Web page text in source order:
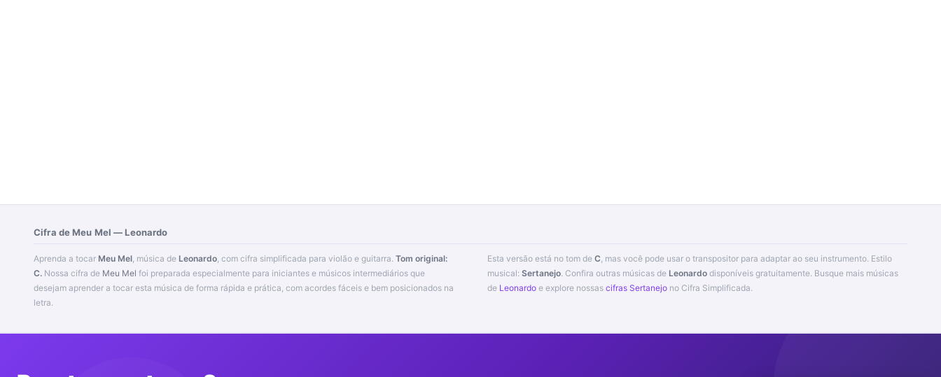
Cifra de Meu Mel — Leonardo
Aprenda a tocar Meu Mel, música de Leonardo, com cifra simplificada para violão e guitarra. Tom original:
C. Nossa cifra de Meu Mel foi preparada especialmente para iniciantes e músicos intermediários que
desejam aprender a tocar esta música de forma rápida e prática, com acordes fáceis e bem posicionados na
letra.
Esta versão está no tom de C, mas você pode usar o transpositor para adaptar ao seu instrumento. Estilo
musical: Sertanejo. Confira outras músicas de Leonardo disponíveis gratuitamente. Busque mais músicas
de Leonardo e explore nossas cifras Sertanejo no Cifra Simplificada.